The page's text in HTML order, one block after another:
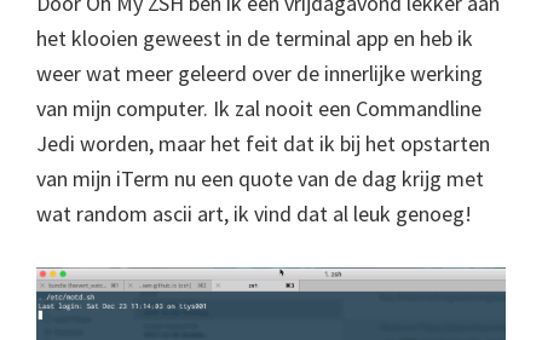
het klooien geweest in de terminal app en heb ik
weer wat meer geleerd over de innerlijke werking
van mijn computer. Ik zal nooit een Commandline
Jedi worden, maar het feit dat ik bij het opstarten
van mijn iTerm nu een quote van de dag krijg met
wat random ascii art, ik vind dat al leuk genoeg!